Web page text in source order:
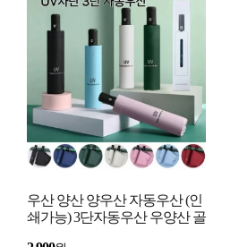
우산 양산 양우산 자동우산 (인
쇄가능) 3단자동우산 우양산 골